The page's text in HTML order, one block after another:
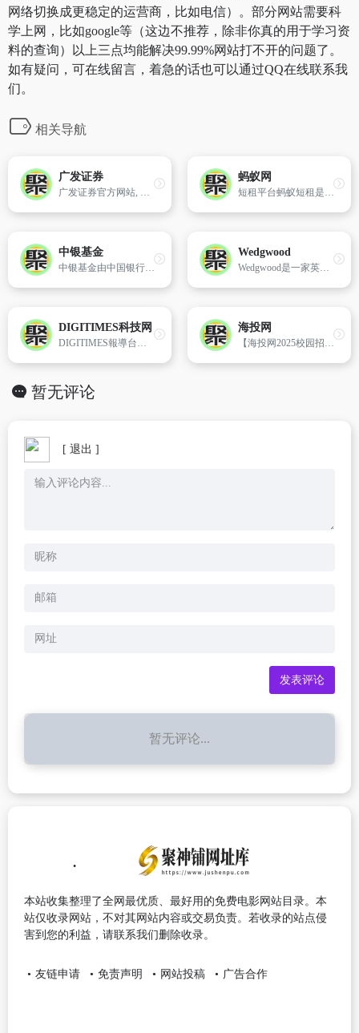
网络切换成更稳定的运营商，比如电信）。部分网站需要科
学上网，比如google等（这边不推荐，除非你真的用于学习资
料的查询）以上三点均能解决99.99%网站打不开的问题了。
如有疑问，可在线留言，着急的话也可以通过QQ在线联系我
们。
相关导航
广发证券
广发证券官方网站, 提供股票开户,证券开户,基金开户,融资融券,炒股开户流程,理财产品,资产管理,股票交易软件下载,投资者教育,股票入门知识等服务,拥有以证券经纪、资产管理、投资银行服务、投资服务、基金债券代销服务等为基本架构的完善的专业证券服务体系
蚂蚁网
短租平台蚂蚁短租是中国首个短租平台,是赶集旗下的核心电商平台。蚂蚁短租的房源分部中国全部的旅游,商务城市,为中国短租人士提供温馨,可靠,超值的在线服务。
中银基金
中银基金由中国银行和贝莱德两大全球著名金融品牌强强联合打造，投资业绩长期持续优异，荣誉满载，“买基金、选中银”已成为越来越多投资者的心声
Wedgwood
Wedgwood是一家英國陶瓷公司,由約書亞·威治伍德創立於1753年,是英國工業革命時代設立的工廠之一,並且在1987年與瓦德福水晶合併成為瓦德福瑋致活,合併以前的管理者大多是達爾文-威治伍德家族成員。
DIGITIMES科技网
DIGITIMES報導台灣地區及全球資訊電子產業界的新聞
海投网
【海投网2025校园招聘】为高校应届生网罗最全面的宣讲会、招聘、实习等校招求职信息，帮助大学毕业生找到最合适的工作
暂无评论
[ 退出 ]
暂无评论...
本站收集整理了全网最优质、最好用的免费电影网站目录。本
站仅收录网站，不对其网站内容或交易负责。若收录的站点侵
害到您的利益，请联系我们删除收录。
友链申请 免责声明 网站投稿 广告合作